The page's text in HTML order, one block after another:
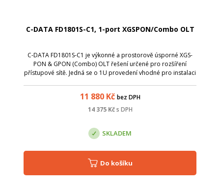
C-DATA FD1801S-C1, 1-port XGSPON/Combo OLT
C-DATA FD1801S-C1 je výkonné a prostorově úsporné XGS-
PON & GPON (Combo) OLT řešení určené pro rozšíření
přístupové sítě. Jedná se o 1U provedení vhodné pro instalaci
11 880Kč bez DPH
14 375Kč s DPH
SKLADEM
Do košíku